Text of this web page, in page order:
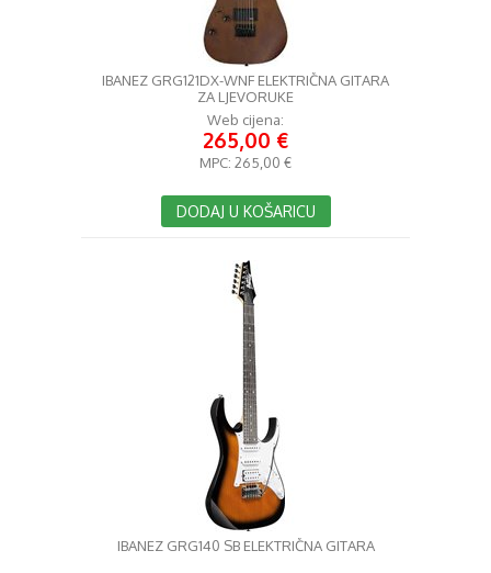
IBANEZ GRG121DX-WNF ELEKTRIČNA GITARA
ZA LJEVORUKE
Web cijena:
265,00 €
MPC: 265,00 €
DODAJ U KOŠARICU
IBANEZ GRG140 SB ELEKTRIČNA GITARA